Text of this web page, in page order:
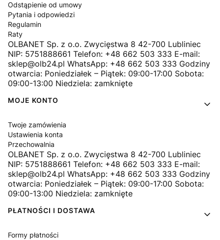
Odstąpienie od umowy
Pytania i odpowiedzi
Regulamin
Raty
OLBANET Sp. z o.o. Zwycięstwa 8 42-700 Lubliniec
NIP: 5751888661 Telefon: +48 662 503 333 E-mail:
sklep@olb24.pl WhatsApp: +48 662 503 333 Godziny
otwarcia: Poniedziałek – Piątek: 09:00-17:00 Sobota:
09:00-13:00 Niedziela: zamknięte
MOJE KONTO
Twoje zamówienia
Ustawienia konta
Przechowalnia
OLBANET Sp. z o.o. Zwycięstwa 8 42-700 Lubliniec
NIP: 5751888661 Telefon: +48 662 503 333 E-mail:
sklep@olb24.pl WhatsApp: +48 662 503 333 Godziny
otwarcia: Poniedziałek – Piątek: 09:00-17:00 Sobota:
09:00-13:00 Niedziela: zamknięte
PŁATNOŚCI I DOSTAWA
Formy płatności